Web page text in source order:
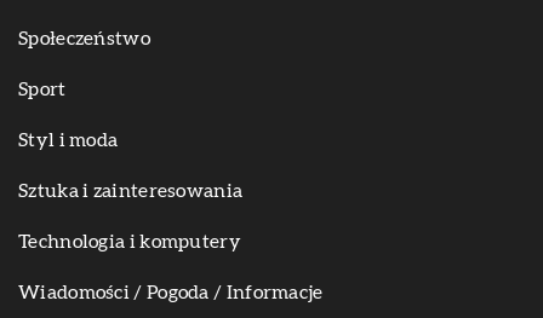
Społeczeństwo
Sport
Styl i moda
Sztuka i zainteresowania
Technologia i komputery
Wiadomości / Pogoda / Informacje